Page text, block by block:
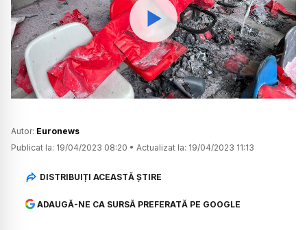
Watch
Autor: Euronews
Publicat la: 19/04/2023 08:20 • Actualizat la: 19/04/2023 11:13
DISTRIBUIȚI ACEASTĂ ȘTIRE
ADAUGĂ-NE CA SURSĂ PREFERATĂ PE GOOGLE